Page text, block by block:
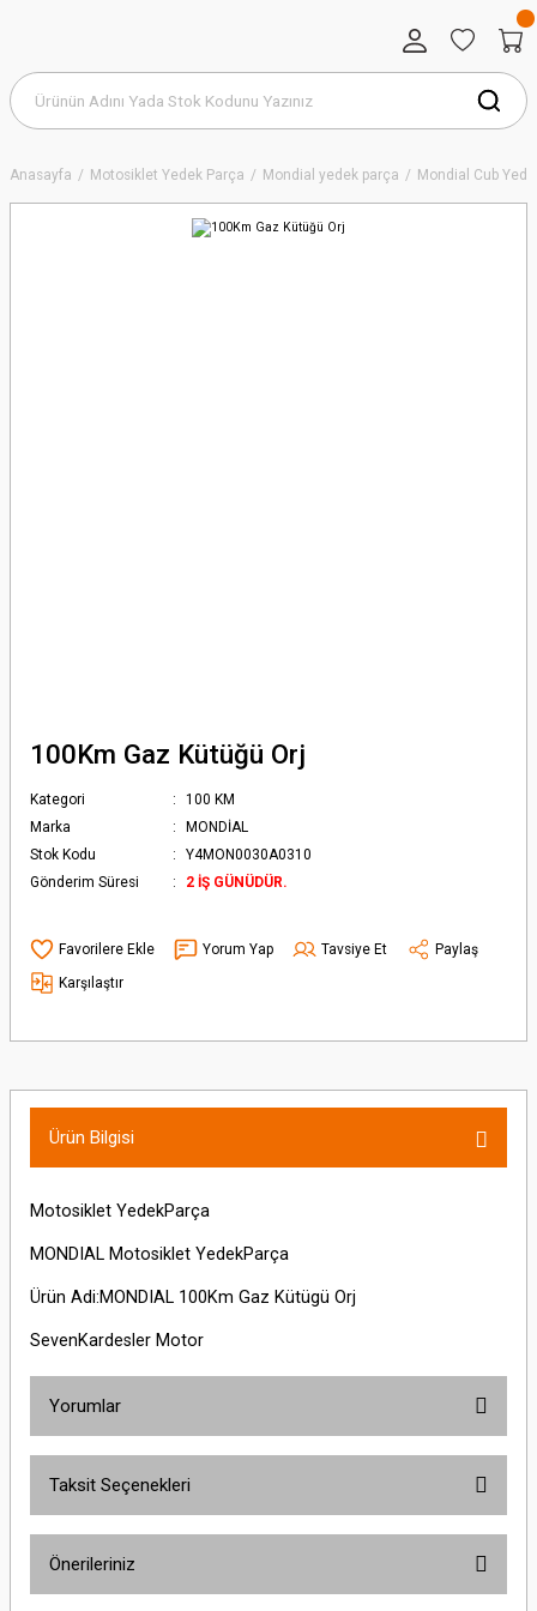
Anasayfa Motosiklet Yedek Parça Mondial yedek parça Mondial Cub
100Km Gaz Kütüğü Orj
Kategori
100 KM
Marka
MONDİAL
Stok Kodu
Y4MON0030A0310
Gönderim Süresi
2 İŞ GÜNÜDÜR.
Yorum Yap Tavsiye Et
Paylaş
Karşılaştır
Ürün Bilgisi
Motosiklet YedekParça
MONDIAL Motosiklet YedekParça
Ürün Adi:MONDIAL 100Km Gaz Kütügü Orj
SevenKardesler Motor
Yorumlar
Taksit Seçenekleri
Önerileriniz